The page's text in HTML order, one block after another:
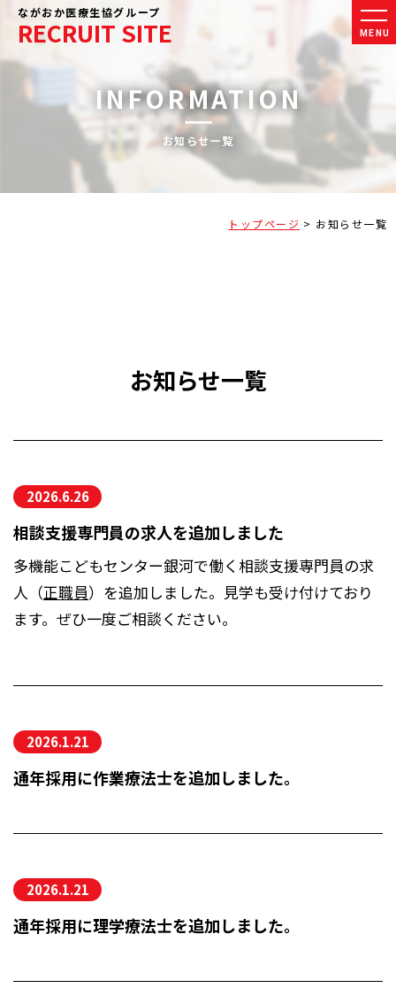
ながおか医療生協グループ
RECRUIT SITE MENU
RECRUIT SITE
人材開発の考え方
INFORMATION
お知らせ一覧
トップページ > お知らせ一覧
お知らせ一覧
2026.6.26
相談支援専門員の求人を追加しました
多機能こどもセンター銀河で働く相談支援専門員の求
人（正職員）を追加しました。見学も受け付けており
ます。ぜひ一度ご相談ください。
2026.1.21
通年採用に作業療法士を追加しました。
2026.1.21
通年採用に理学療法士を追加しました。